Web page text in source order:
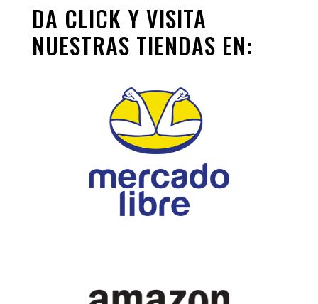
DA CLICK Y VISITA
NUESTRAS TIENDAS EN: